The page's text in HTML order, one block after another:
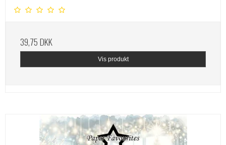
39,75 DKK
Vis produkt